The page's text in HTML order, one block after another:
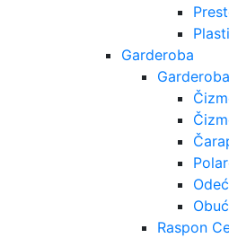
Garderoba
Garderoba
Raspon